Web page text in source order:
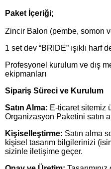
Paket İçeriği;
Zincir Balon (pembe, somon
1 setdev “BRIDE” ışıklı harf
Profesyonel kurulum ve dış
ekipmanları
Sipariş Süreci ve Kurulum
Satın Alma: E-ticaret sitemiz
Organizasyon Paketini satın
Kişiselleştirme: Satın alma
kişisel tasarım bilgilerinizi
sizinle iletişime geçer.